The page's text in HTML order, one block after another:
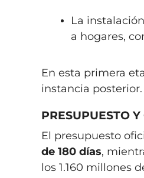
La
a hogares,
En esta primera
instancia posterior.
PRESUPUESTO
El presupuesto
de 180 días,
los 1.160 millones